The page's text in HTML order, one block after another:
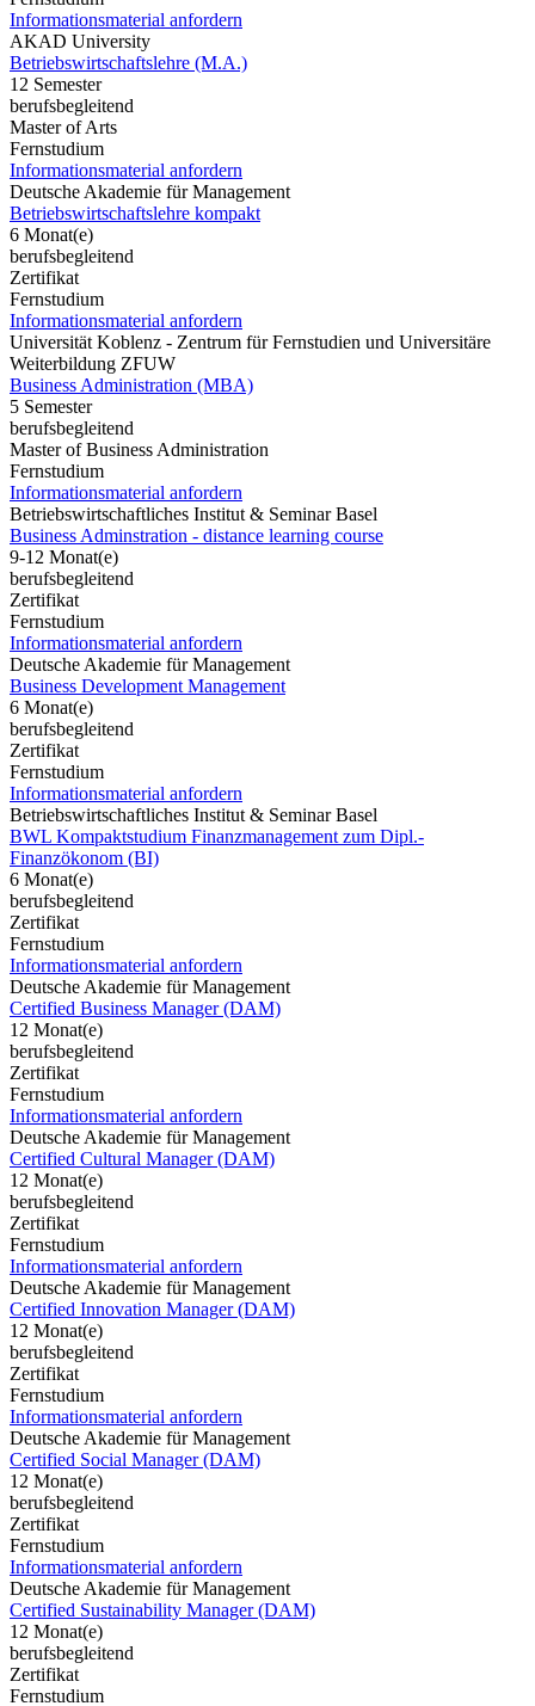
Informationsmaterial anfordern
AKAD University
Betriebswirtschaftslehre (M.A.)
12 Semester
berufsbegleitend
Master of Arts
Fernstudium
Informationsmaterial anfordern
Deutsche Akademie für Management
Betriebswirtschaftslehre kompakt
6 Monat(e)
berufsbegleitend
Zertifikat
Fernstudium
Informationsmaterial anfordern
Universität Koblenz - Zentrum für Fernstudien und Universitäre
Weiterbildung ZFUW
Business Administration (MBA)
5 Semester
berufsbegleitend
Master of Business Administration
Fernstudium
Informationsmaterial anfordern
Betriebswirtschaftliches Institut & Seminar Basel
Business Adminstration - distance learning course
9-12 Monat(e)
berufsbegleitend
Zertifikat
Fernstudium
Informationsmaterial anfordern
Deutsche Akademie für Management
Business Development Management
6 Monat(e)
berufsbegleitend
Zertifikat
Fernstudium
Informationsmaterial anfordern
Betriebswirtschaftliches Institut & Seminar Basel
BWL Kompaktstudium Finanzmanagement zum Dipl.-
Finanzökonom (BI)
6 Monat(e)
berufsbegleitend
Zertifikat
Fernstudium
Informationsmaterial anfordern
Deutsche Akademie für Management
Certified Business Manager (DAM)
12 Monat(e)
berufsbegleitend
Zertifikat
Fernstudium
Informationsmaterial anfordern
Deutsche Akademie für Management
Certified Cultural Manager (DAM)
12 Monat(e)
berufsbegleitend
Zertifikat
Fernstudium
Informationsmaterial anfordern
Deutsche Akademie für Management
Certified Innovation Manager (DAM)
12 Monat(e)
berufsbegleitend
Zertifikat
Fernstudium
Informationsmaterial anfordern
Deutsche Akademie für Management
Certified Social Manager (DAM)
12 Monat(e)
berufsbegleitend
Zertifikat
Fernstudium
Informationsmaterial anfordern
Deutsche Akademie für Management
Certified Sustainability Manager (DAM)
12 Monat(e)
berufsbegleitend
Zertifikat
Fernstudium